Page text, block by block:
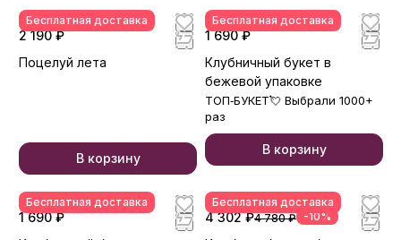
Бесплатная доставка
2 190 ₽
Поцелуй лета
В корзину
Бесплатная доставка
1 690 ₽
Клубничный букет в
бежевой упаковке
ТОП‑БУКЕТ💘 Выбрали 1000+
раз
В корзину
Бесплатная доставка
1 690 ₽
Бесплатная доставка
4 302 ₽4 780 ₽ -10%